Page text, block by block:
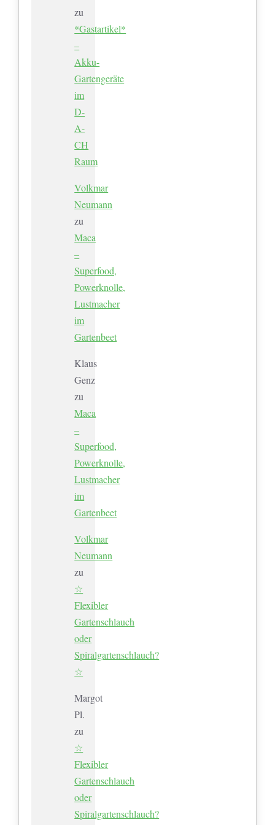
zu
*Gastartikel*
–
Akku-
Gartengeräte
im
D-
A-
CH
Raum
Volkmar
Neumann
zu
Maca
–
Superfood,
Powerknolle,
Lustmacher
im
Gartenbeet
Klaus
Genz
zu
Maca
–
Superfood,
Powerknolle,
Lustmacher
im
Gartenbeet
Volkmar
Neumann
zu
☆
Flexibler
Gartenschlauch
oder
Spiralgartenschlauch?
☆
Margot
Pl.
zu
☆
Flexibler
Gartenschlauch
oder
Spiralgartenschlauch?